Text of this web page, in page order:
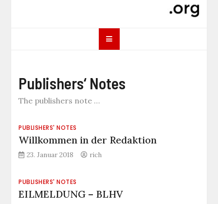
Publishers‘ Notes
The publishers note …
PUBLISHERS' NOTES
Willkommen in der Redaktion
23. Januar 2018 rich
PUBLISHERS' NOTES
EILMELDUNG – BLHV